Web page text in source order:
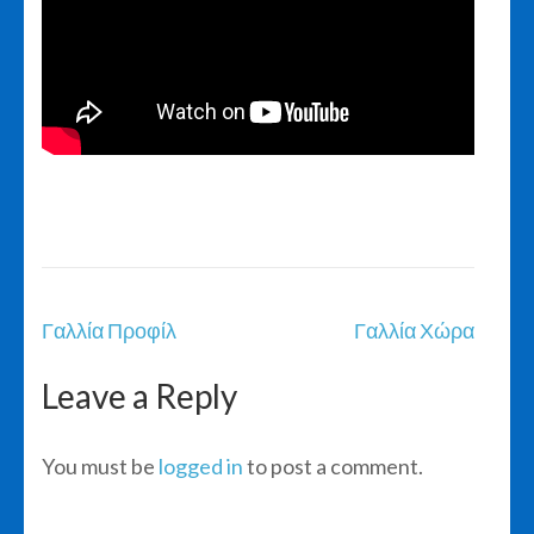
Post
navigation
Γαλλία Προφίλ Γαλλία Χώρα
Leave a Reply
You must be logged into post a comment.